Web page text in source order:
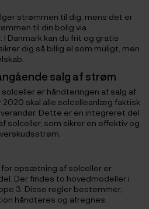
strømmen til dig, mens det er
til din bolig via
Danmark kan du frit og gratis
dig så billig el som muligt, men
salg af strøm
er håndteringen af salg af
skal alle solcelleanlæg faktisk
Dette er en integreret del
solceller, som sikrer en effektiv og
opsætning af solceller er
Der findes to hovedmodeller i
3. Disse regler bestemmer,
håndteres og afregnes.